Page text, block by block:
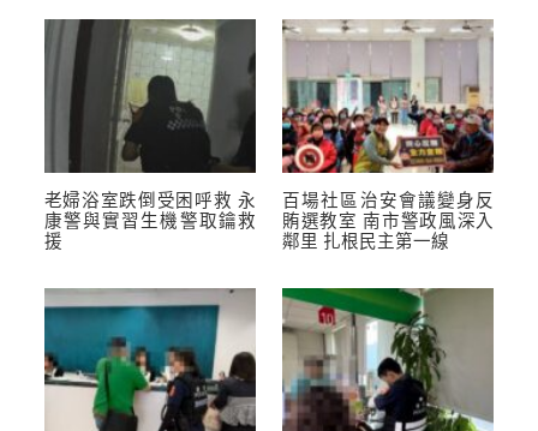
老婦浴室跌倒受困呼救 永
康警與實習生機警取鑰救
援
百場社區治安會議變身反
賄選教室 南市警政風深入
鄰里 扎根民主第一線